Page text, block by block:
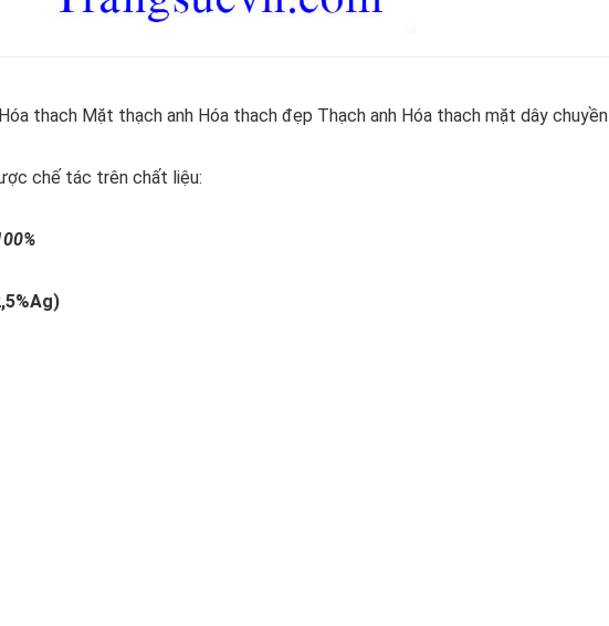
thach Mặt thạch anh Hóa thach đẹp Thạch anh Hóa thach mặt dây chuyền
chế tác trên chất liệu: